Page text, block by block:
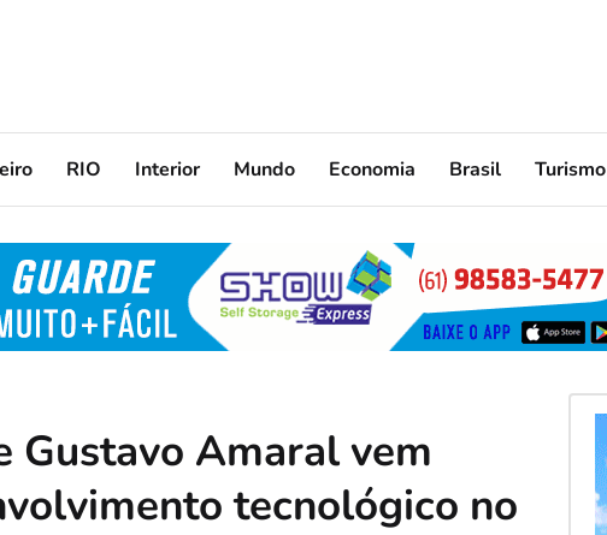
RIO Interior Mundo Economia Brasil Turismo
Gustavo Amaral vem
tecnológico no